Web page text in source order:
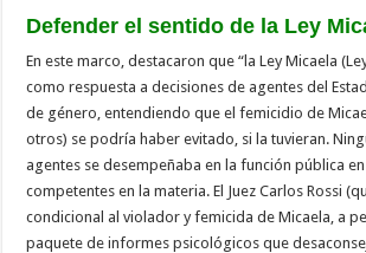
Defender el sentido de la Ley
En este marco, destacaron que “la Ley Micaela
como respuesta a decisiones de agentes del
de género, entendiendo que el femicidio de
otros) se podría haber evitado, si la tuvieran.
agentes se desempeñaba en la función pública
competentes en la materia. El Juez Carlos Rossi
condicional al violador y femicida de Micaela, a
paquete de informes psicológicos que